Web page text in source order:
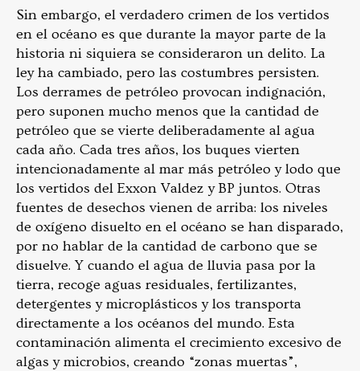
Sin embargo, el verdadero crimen de los vertidos
en el océano es que durante la mayor parte de la
historia ni siquiera se consideraron un delito. La
ley ha cambiado, pero las costumbres persisten.
Los derrames de petróleo provocan indignación,
pero suponen mucho menos que la cantidad de
petróleo que se vierte deliberadamente al agua
cada año. Cada tres años, los buques vierten
intencionadamente al mar más petróleo y lodo que
los vertidos del Exxon Valdez y BP juntos. Otras
fuentes de desechos vienen de arriba: los niveles
de oxígeno disuelto en el océano se han disparado,
por no hablar de la cantidad de carbono que se
disuelve. Y cuando el agua de lluvia pasa por la
tierra, recoge aguas residuales, fertilizantes,
detergentes y microplásticos y los transporta
directamente a los océanos del mundo. Esta
contaminación alimenta el crecimiento excesivo de
algas y microbios, creando “zonas muertas”,